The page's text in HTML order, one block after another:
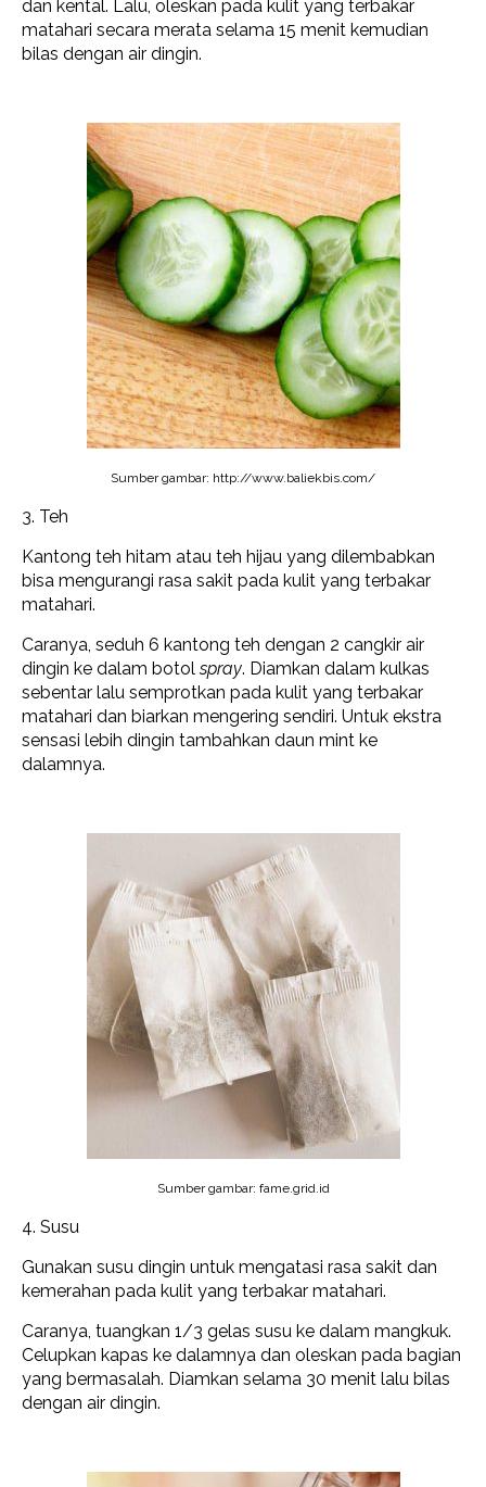
dan kental. Lalu, oleskan pada kulit yang terbakar
matahari secara merata selama 15 menit kemudian
bilas dengan air dingin.
Sumber gambar: http://www.baliekbis.com/
3. Teh
Kantong teh hitam atau teh hijau yang dilembabkan
bisa mengurangi rasa sakit pada kulit yang terbakar
matahari.
Caranya, seduh 6 kantong teh dengan 2 cangkir air
dingin ke dalam botolspray. Diamkan dalam kulkas
sebentar lalu semprotkan pada kulit yang terbakar
matahari dan biarkan mengering sendiri. Untuk ekstra
sensasi lebih dingin tambahkan daun mint ke
dalamnya.
Sumber gambar: fame.grid.id
4. Susu
Gunakan susu dingin untuk mengatasi rasa sakit dan
kemerahan pada kulit yang terbakar matahari.
Caranya, tuangkan 1/3 gelas susu ke dalam mangkuk.
Celupkan kapas ke dalamnya dan oleskan pada bagian
yang bermasalah. Diamkan selama 30 menit lalu bilas
dengan air dingin.